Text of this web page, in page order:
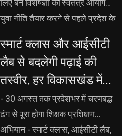
लिए बने विशेषज्ञों का स्वतंत्र आयोग
युवा नीति तैयार करने से पहले प्रदेश के
अपेक्षाओं, आकांक्षाओं और
आवश्यकताओं को समझा जाए :
मुख्यमंत्री शिक्षा, कौशल, रोजगार,
स्वास्थ्य और नेतृत्व विकास को एकीकृत
करेगी नई युवा नीति सरदार वल्लभभाई
पटेल इंडस्ट्रियल एंड एम्प्लायमेंट ज़ोन
स्मार्ट क्लास और आईसीटी
लैब से बदलेगी पढ़ाई की
तस्वीर, हर विकासखंड में
तैयार होंगे मास्टर ट्रेनर
- 30 अगस्त तक प्रदेशभर में चरणबद्ध
ढंग से पूरा होगा शिक्षक प्रशिक्षण
अभियान - स्मार्ट क्लास, आईसीटी लैब,